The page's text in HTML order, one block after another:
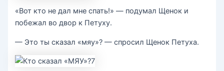
«Вот кто не дал мне спать!» — подумал Щенок и
побежал во двор к Петуху.
— Это ты сказал «мяу»? — спросил Щенок Петуха.